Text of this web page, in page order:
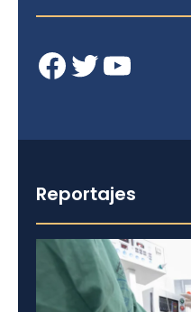
Facebook Twitter YouTube
Reportajes